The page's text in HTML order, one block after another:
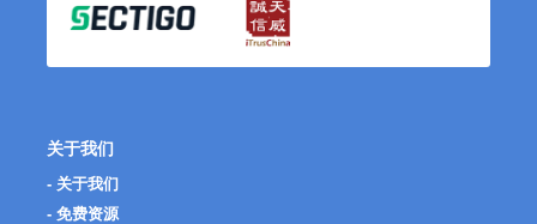
关于我们
- 关于我们
- 免费资源